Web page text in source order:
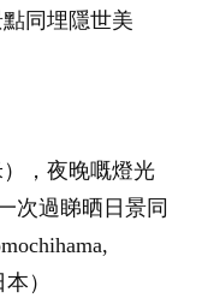
同埋隱世美
，夜晚嘅燈光
次過睇晒日景同
）